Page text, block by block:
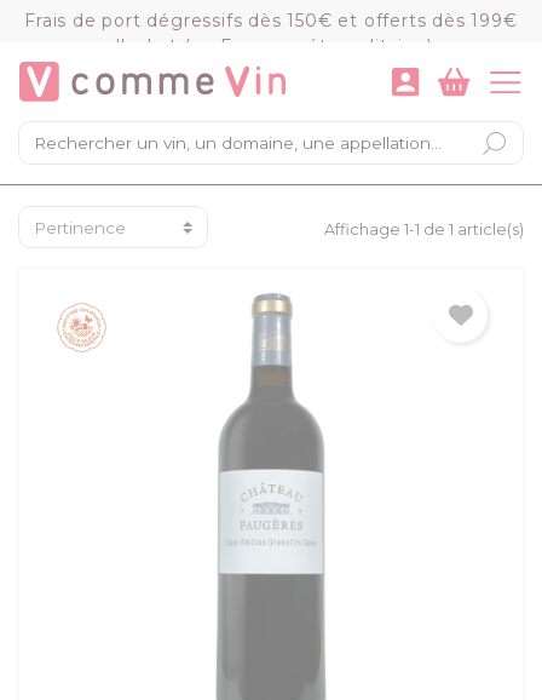
Frais de port dégressifs dès 150€ et offerts dès 199€
d'achat (en France métropolitaine)
×
Mon panier
Chargement du panier...
VOIR LE PANIER COMMANDER
Affichage 1-1 de 1 article(s)
Panneau de gestion des cookies